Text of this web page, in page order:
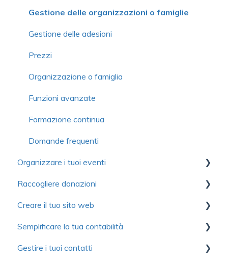
Gestione delle organizzazioni o famiglie
Gestione delle adesioni
Prezzi
Organizzazione o famiglia
Funzioni avanzate
Formazione continua
Domande frequenti
Organizzare i tuoi eventi
Primi passi
Configurazione
Moduli
Biglietti elettronici
Raccogliere donazioni
Primi passi
Gestione delle donazioni
Attestazioni di donazione
Creare il tuo sito web
Primi passi
Personalizzazione del sito web
Semplificare la tua contabilità
Primi passi
Gestire i tuoi contatti